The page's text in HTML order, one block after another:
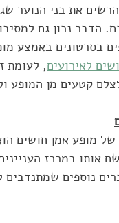
את בני הנוער
הדבר נכון גם
בסרטונים באמצע
לאירועים, לעומת
קטעים מן המופע
של מופע אמן
אותו במרכז
נוספים